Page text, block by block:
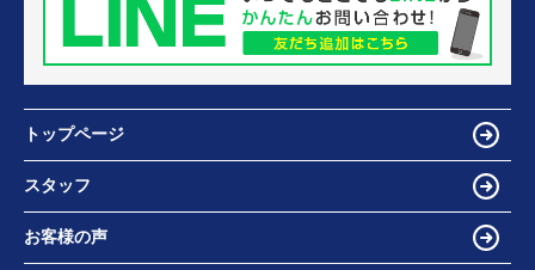
トップページ
スタッフ
お客様の声